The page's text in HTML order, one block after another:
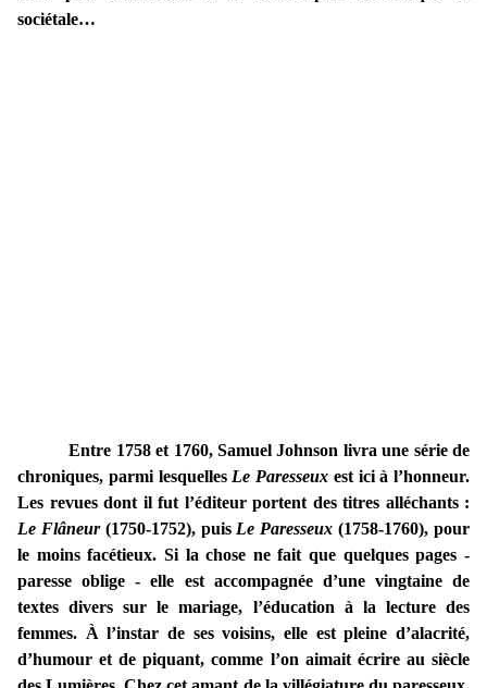
sociétale…
Entre 1758 et 1760, Samuel Johnson livra une série de
chroniques, parmi lesquelles Le Paresseux est ici à l’honneur.
Les revues dont il fut l’éditeur portent des titres alléchants :
Le Flâneur(1750-1752), puis Le Paresseux (1758-1760), pour
le moins facétieux. Si la chose ne fait que quelques pages -
paresse oblige - elle est accompagnée d’une vingtaine de
textes divers sur le mariage, l’éducation à la lecture des
femmes. À l’instar de ses voisins, elle est pleine d’alacrité,
d’humour et de piquant, comme l’on aimait écrire au siècle